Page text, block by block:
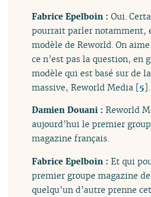
Fabrice Epelboin :Oui.
pourrait parler notamment,
modèle de Reworld. On
ce n’est pas la question, en
modèle qui est basé sur de
massive, Reworld Media [5].
Damien Douani :Reworld
aujourd’hui le premier
magazine français.
Fabrice Epelboin :Et qui
premier groupe magazine
quelqu’un d’autre prenne